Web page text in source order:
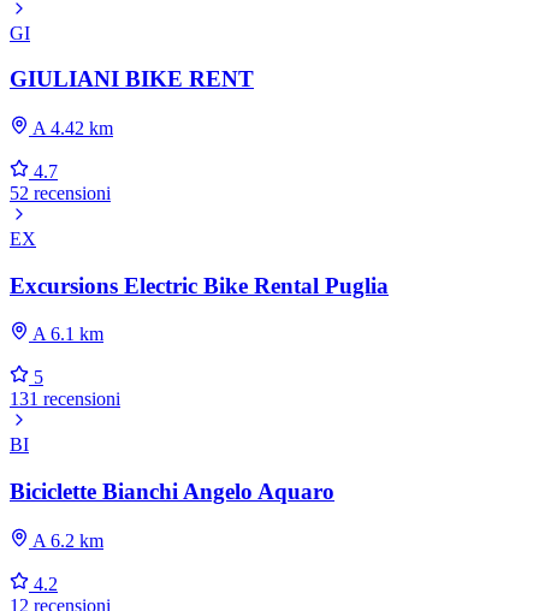
GI
GIULIANI BIKE RENT
A 4.42 km
4.7
52 recensioni
EX
Excursions Electric Bike Rental Puglia
A 6.1 km
5
131 recensioni
BI
Biciclette Bianchi Angelo Aquaro
A 6.2 km
4.2
12 recensioni